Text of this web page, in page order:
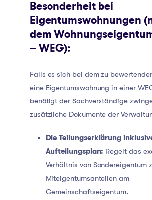
Besonderheit bei
Eigentumswohnungen
dem
– WEG):
Falls es sich bei dem zu
eine Eigentumswohnung in einer
benötigt der Sachverständige
zusätzliche Dokumente der
Die Teilungserklärung
Aufteilungsplan: Regelt das
Verhältnis von Sondereigentum
Miteigentumsanteilen am
Gemeinschaftseigentum.